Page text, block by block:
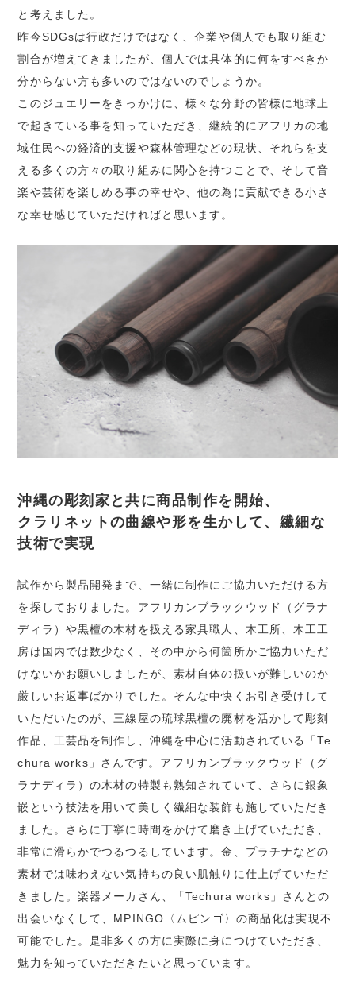
と考えました。
昨今SDGsは行政だけではなく、企業や個人でも取り組む
割合が増えてきましたが、個人では具体的に何をすべきか
分からない方も多いのではないのでしょうか。
このジュエリーをきっかけに、様々な分野の皆様に地球上
で起きている事を知っていただき、継続的にアフリカの地
域住民への経済的支援や森林管理などの現状、それらを支
える多くの方々の取り組みに関心を持つことで、そして音
楽や芸術を楽しめる事の幸せや、他の為に貢献できる小さ
な幸せ感じていただければと思います。
沖縄の彫刻家と共に商品制作を開始、
クラリネットの曲線や形を生かして、繊細な
技術で実現
試作から製品開発まで、一緒に制作にご協力いただける方
を探しておりました。アフリカンブラックウッド（グラナ
ディラ）や黒檀の木材を扱える家具職人、木工所、木工工
房は国内では数少なく、その中から何箇所かご協力いただ
けないかお願いしましたが、素材自体の扱いが難しいのか
厳しいお返事ばかりでした。そんな中快くお引き受けして
いただいたのが、三線屋の琉球黒檀の廃材を活かして彫刻
作品、工芸品を制作し、沖縄を中心に活動されている「Te
chura works」さんです。アフリカンブラックウッド（グ
ラナディラ）の木材の特製も熟知されていて、さらに銀象
嵌という技法を用いて美しく繊細な装飾も施していただき
ました。さらに丁寧に時間をかけて磨き上げていただき、
非常に滑らかでつるつるしています。金、プラチナなどの
素材では味わえない気持ちの良い肌触りに仕上げていただ
きました。楽器メーカさん、「Techura works」さんとの
出会いなくして、MPINGO〈ムピンゴ〉の商品化は実現不
可能でした。是非多くの方に実際に身につけていただき、
魅力を知っていただきたいと思っています。